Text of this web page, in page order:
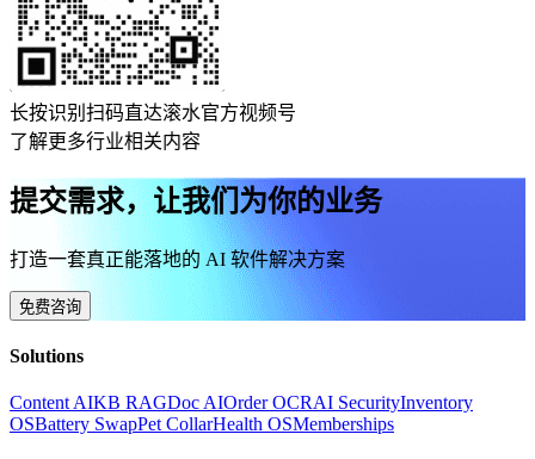
长按识别扫码直达滚水官方视频号
了解更多行业相关内容
提交需求，让我们为你的业务
打造一套真正能落地的 AI 软件解决方案
免费咨询
Solutions
Content AIKB RAGDoc AIOrder OCRAI SecurityInventory
OSBattery SwapPet CollarHealth OSMemberships